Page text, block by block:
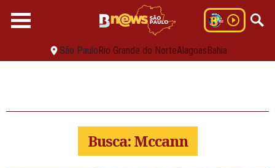
São PauloRio Grande do NorteAlagoasBahia
Busca: Mccann